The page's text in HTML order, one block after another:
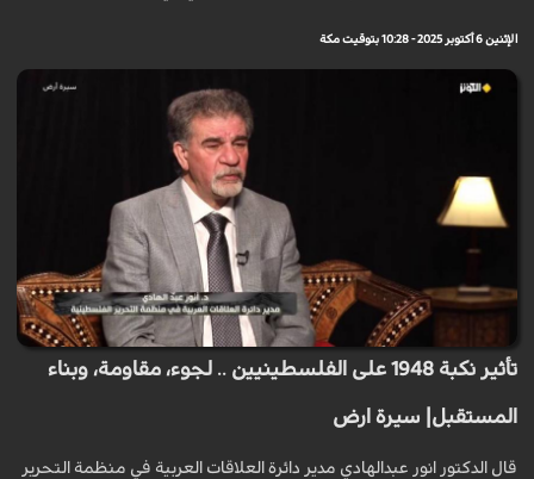
الإثنين 6 أكتوبر 2025 - 10:28 بتوقيت مكة
تأثير نكبة 1948 على الفلسطينيين .. لجوء، مقاومة، وبناء
المستقبل| سيرة ارض
قال الدكتور انور عبدالهادي مدير دائرة العلاقات العربية في منظمة التحرير